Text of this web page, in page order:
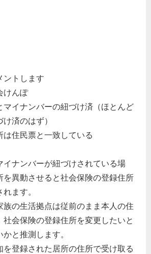
ントします
けんぽ
マイナンバーの紐づけ済（ほとんど
済のはず）
は住民票と一致している
イナンバーが紐づけされている場
を異動させると社会保険の登録住所
ます。
族の生活拠点は従前のまま本人の住
社会保険の登録住所を変更したいと
と推測します。
を登録された居所の住所で受け取る